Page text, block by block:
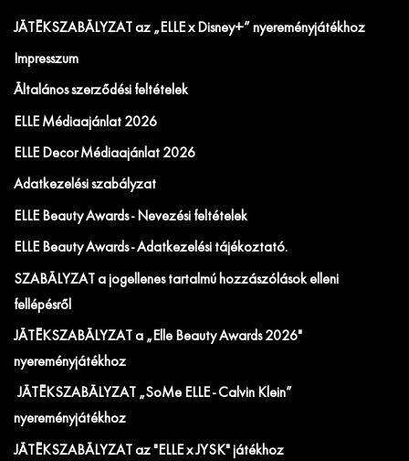
JÁTÉKSZABÁLYZAT az „ELLE x Disney+” nyereményjátékhoz
Impresszum
Általános szerződési feltételek
ELLE Médiaajánlat 2026
ELLE Decor Médiaajánlat 2026
Adatkezelési szabályzat
ELLE Beauty Awards - Nevezési feltételek
ELLE Beauty Awards - Adatkezelési tájékoztató.
SZABÁLYZAT a jogellenes tartalmú hozzászólások elleni
fellépésről
JÁTÉKSZABÁLYZAT a „Elle Beauty Awards 2026"
nyereményjátékhoz
JÁTÉKSZABÁLYZAT „SoMe ELLE - Calvin Klein”
nyereményjátékhoz
JÁTÉKSZABÁLYZAT az "ELLE x JYSK" játékhoz